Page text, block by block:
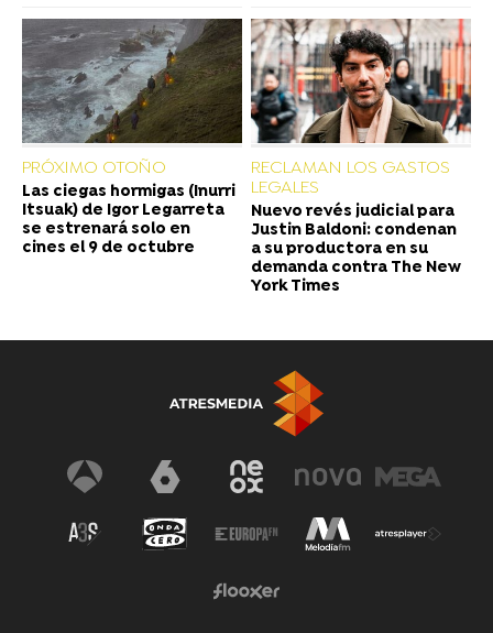
PRÓXIMO OTOÑO
Las ciegas hormigas (Inurri
Itsuak) de Igor Legarreta
se estrenará solo en
cines el 9 de octubre
RECLAMAN LOS GASTOS
LEGALES
Nuevo revés judicial para
Justin Baldoni: condenan
a su productora en su
demanda contra The New
York Times